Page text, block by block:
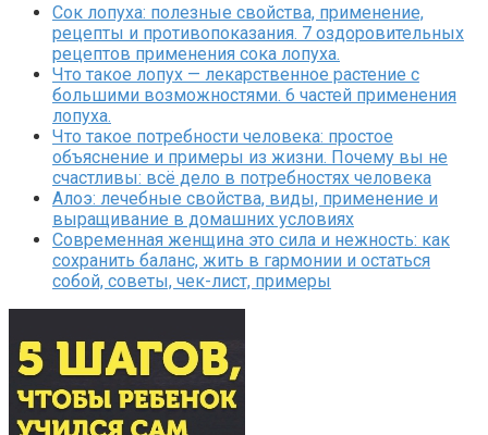
Сок лопуха: полезные свойства, применение,
рецепты и противопоказания. 7 оздоровительных
рецептов применения сока лопуха.
Что такое лопух — лекарственное растение с
большими возможностями. 6 частей применения
лопуха.
Что такое потребности человека: простое
объяснение и примеры из жизни. Почему вы не
счастливы: всё дело в потребностях человека
Алоэ: лечебные свойства, виды, применение и
выращивание в домашних условиях
Современная женщина это сила и нежность: как
сохранить баланс, жить в гармонии и остаться
собой, советы, чек-лист, примеры